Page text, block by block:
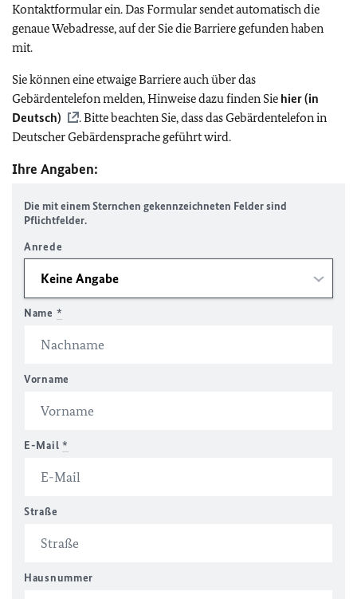
Kontaktformular ein. Das Formular sendet automatisch die
genaue Webadresse, auf der Sie die Barriere gefunden haben
mit.
Sie können eine etwaige Barriere auch über das
Gebärdentelefon melden, Hinweise dazu finden Sie hier (in
Deutsch)
. Bitte beachten Sie, dass das Gebärdentelefon in
Deutscher Gebärdensprache geführt wird.
Ihre Angaben:
Die mit einem Sternchen gekennzeichneten Felder sind
Pflichtfelder.
Anrede
Name *
Vorname
E-Mail *
Straße
Hausnummer